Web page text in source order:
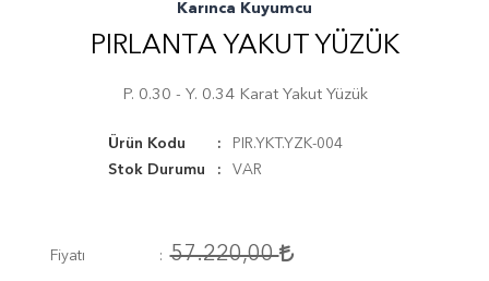
Karınca Kuyumcu
PIRLANTA YAKUT YÜZÜK
P. 0.30 - Y. 0.34 Karat Yakut Yüzük
Ürün Kodu
PIR.YKT.YZK-004
Stok Durumu
VAR
Fiyatı 57.220,00